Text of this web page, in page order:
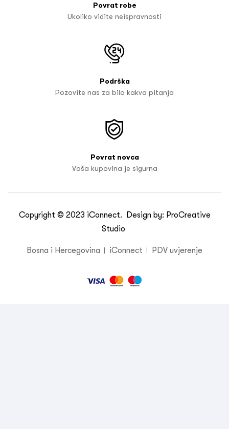
Povrat robe
Ukoliko vidite neispravnosti
Podrška
Pozovite nas za bilo kakva pitanja
Povrat novca
Vaša kupovina je sigurna
Copyright © 2023 iConnect. Design by: ProCreative
Studio
Bosna i Hercegovina iConnect PDV uvjerenje